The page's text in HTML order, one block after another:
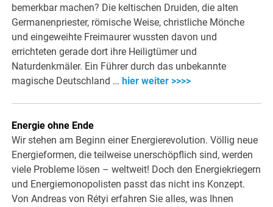
bemerkbar machen? Die keltischen Druiden, die alten
Germanenpriester, römische Weise, christliche Mönche
und eingeweihte Freimaurer wussten davon und
errichteten gerade dort ihre Heiligtümer und
Naturdenkmäler. Ein Führer durch das unbekannte
magische Deutschland … hier weiter >>>>
Energie ohne Ende
Wir stehen am Beginn einer Energierevolution. Völlig neue
Energieformen, die teilweise unerschöpflich sind, werden
viele Probleme lösen – weltweit! Doch den Energiekriegern
und Energiemonopolisten passt das nicht ins Konzept.
Von Andreas von Rétyi erfahren Sie alles, was Ihnen